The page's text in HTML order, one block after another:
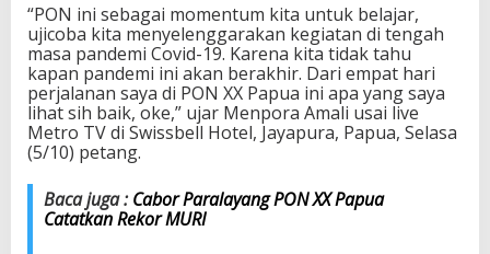
P
a
p
u
a
J
a
C
“PON ini sebagai momentum kita untuk belajar,
ujicoba kita menyelenggarakan kegiatan di tengah
masa pandemi Covid-19. Karena kita tidak tahu
kapan pandemi ini akan berakhir. Dari empat hari
perjalanan saya di PON XX Papua ini apa yang saya
lihat sih baik, oke,” ujar Menpora Amali usai live
Metro TV di Swissbell Hotel, Jayapura, Papua, Selasa
(5/10) petang.
Baca juga : Cabor Paralayang PON XX Papua
Catatkan Rekor MURI